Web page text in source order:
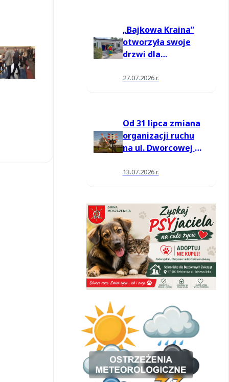
„Bajkowa Kraina”
otworzyła swoje
drzwi dla
27.07.2026 r.
Od 31 lipca zmiana
organizacji ruchu
na ul. Dworcowej w
13.07.2026 r.